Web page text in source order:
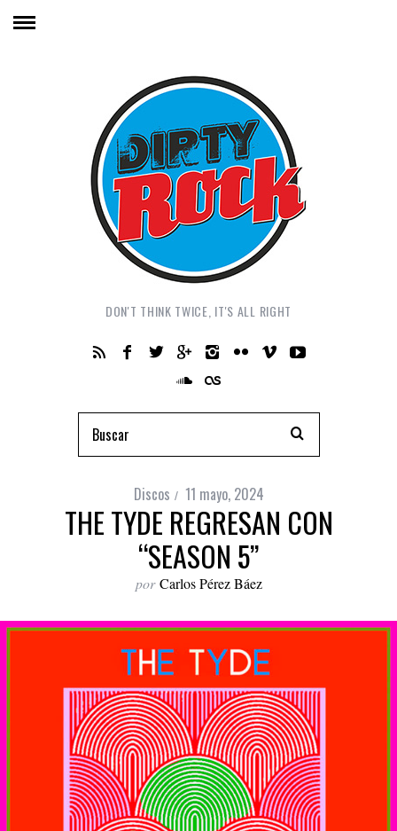
DON'T THINK TWICE, IT'S ALL RIGHT
Discos 11 mayo, 2024
THE TYDE REGRESAN CON
“SEASON 5”
por Carlos Pérez Báez